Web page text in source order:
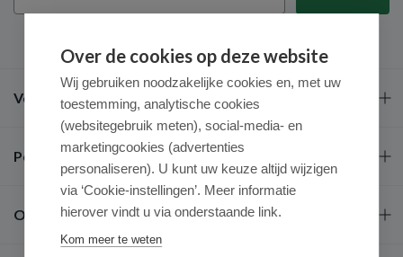
Veel gestelde vragen
Populaire merken
Over ons
Over de cookies op deze website
Wij gebruiken noodzakelijke cookies en, met uw
toestemming, analytische cookies
(websitegebruik meten), social-media- en
marketingcookies (advertenties
personaliseren). U kunt uw keuze altijd wijzigen
via ‘Cookie-instellingen’. Meer informatie
hierover vindt u via onderstaande link.
Kom meer te weten